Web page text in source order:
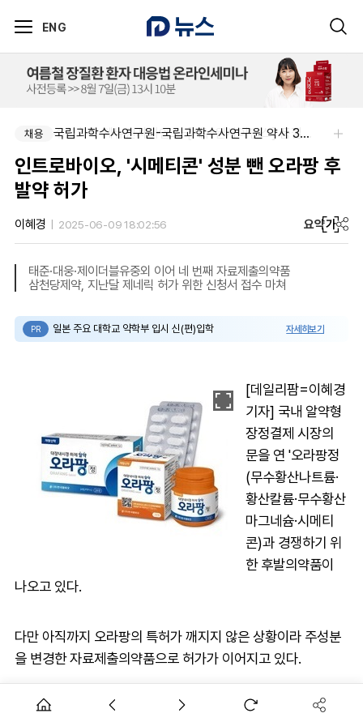
ENG
채용 주식회사 제뉴원사이언스-[제뉴원사이언스] 품질관리약사 모집(경력무관)
채용 국립과학수사연구원-국립과학수사연구원 약사 3명 채용
인트로바이오, '시메티콘' 성분 뺀 오라팡 후
발약 허가
이혜경 2025-06-09 18:02:56 요약가
태준·대웅·제이더블유중외 이어 네 번째 자료제출의약품
삼천당제약, 지난달 제네릭 허가 위한 신청서 접수 마쳐
PR 일본 주요 대학교 약학부 입시 신(편)입학 자세히보기
[데일리팜=이혜경
기자] 국내 알약형
장정결제 시장의
문을 연 '오라팡정
(무수황산나트륨·
황산칼륨·무수황산
마그네슘·시메티
콘)과 경쟁하기 위
한 후발의약품이
나오고 있다.
다만 아직까지 오라팡의 특허가 깨지지 않은 상황이라 주성분
을 변경한 자료제출의약품으로 허가가 이어지고 있다.
식품의약품안전처는 9일 인트로바이오파마의 '이지팡정'을 허
가했다. 이지팡은 오라팡의 주성분에서 시메티콘을 빼고 무수